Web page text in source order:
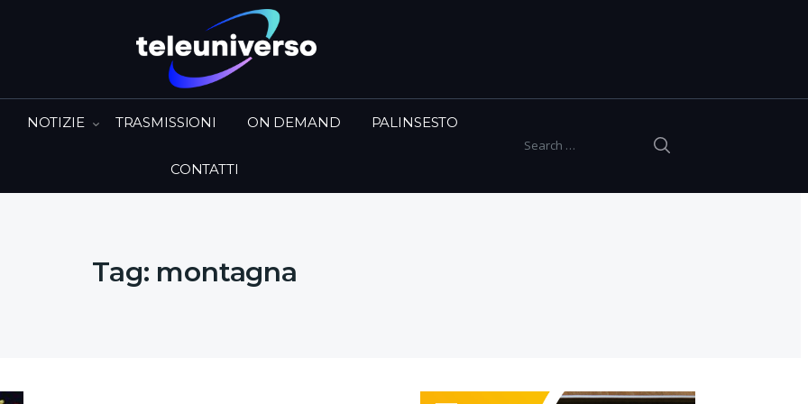
Search for:
NOTIZIE TRASMISSIONI ON DEMAND PALINSESTO
CONTATTI
Tag: montagna